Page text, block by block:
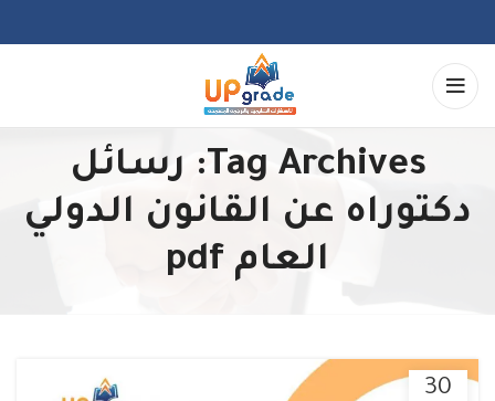
Tag Archives: رسائل
دكتوراه عن القانون الدولي
العام pdf
30